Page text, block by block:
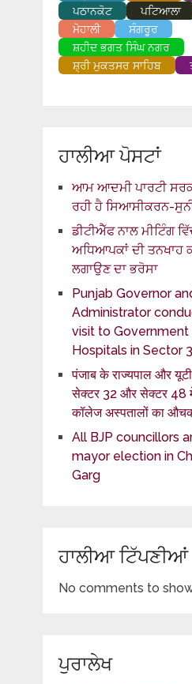
ਪਠਾਨਕੋਟ
ਪਟਿਆਲਾ
ਮੋਹਾਲੀ
ਸੰਗਰੂਰ
ਸ਼ਹੀਦ ਭਗਤ ਸਿੰਘ ਨਗਰ
ਸ਼੍ਰੀ ਮੁਕਤਸਰ ਸਾਹਿਬ
ਹਾਲੀਆ ਪੋਸਟਾਂ
ਆਮ ਆਦਮੀ ਪਾਰਟੀ
ਰਹੀ ਹੈ ਸਿਆਸੀਕਰਨ-
ਡੀਟੀਐੱਫ ਨਾਲ ਮੀਟਿੰਗ
ਅਧਿਆਪਕਾਂ ਦੀ ਤਨਖਾਹ
ਲਗਾਉਣ ਦਾ ਭਰੋਸਾ
Punjab Governor
Administrator
visit to
Hospitals in Sector
पंजाब के राज्यपाल और
सेक्टर 32 और सेक्टर 48
कॉलेज अस्पतालों का औचक
All BJP councillors
mayor election in
Garg
ਹਾਲੀਆ ਟਿੱਪਣੀਆਂ
No comments to
ਪੁਰਾਲੇਖ